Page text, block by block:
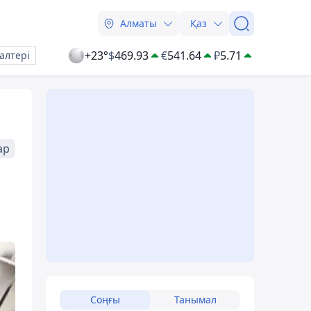
Алматы Қаз
+23°$469.93 €541.64 ₽5.71
Соңғы Танымал